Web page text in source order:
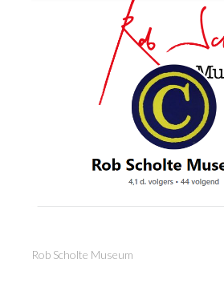
Rob Scholte Museum